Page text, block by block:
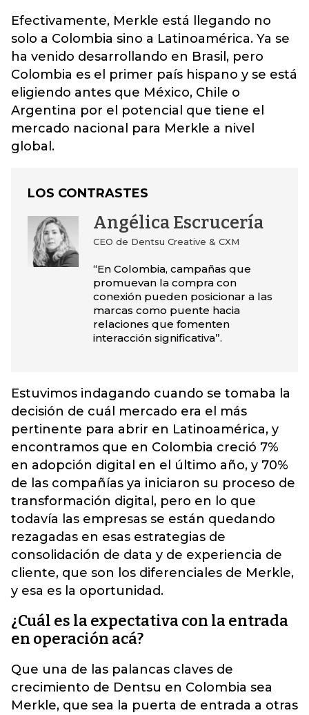
Efectivamente, Merkle está llegando no
solo a Colombia sino a Latinoamérica. Ya se
ha venido desarrollando en Brasil, pero
Colombia es el primer país hispano y se está
eligiendo antes que México, Chile o
Argentina por el potencial que tiene el
mercado nacional para Merkle a nivel
global.
LOS CONTRASTES
Angélica Escrucería
CEO de Dentsu Creative & CXM
“En Colombia, campañas que
promuevan la compra con
conexión pueden posicionar a las
marcas como puente hacia
relaciones que fomenten
interacción significativa”.
Estuvimos indagando cuando se tomaba la
decisión de cuál mercado era el más
pertinente para abrir en Latinoamérica, y
encontramos que en Colombia creció 7%
en adopción digital en el último año, y 70%
de las compañías ya iniciaron su proceso de
transformación digital, pero en lo que
todavía las empresas se están quedando
rezagadas en esas estrategias de
consolidación de data y de experiencia de
cliente, que son los diferenciales de Merkle,
y esa es la oportunidad.
¿Cuál es la expectativa con la entrada
en operación acá?
Que una de las palancas claves de
crecimiento de Dentsu en Colombia sea
Merkle, que sea la puerta de entrada a otras